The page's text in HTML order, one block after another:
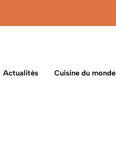
Actualités Cuisine du monde